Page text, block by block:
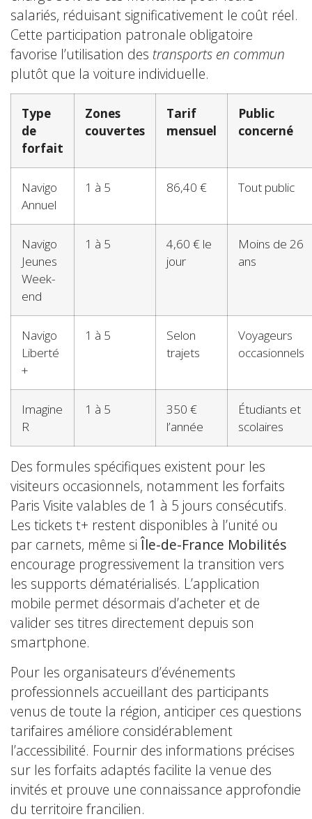
salariés, réduisant significativement le coût réel.
Cette participation patronale obligatoire
favorise l’utilisation des transports en commun
plutôt que la voiture individuelle.
Type
de
forfait
Zones
couvertes
Tarif
mensuel
Public
concerné
Navigo
Annuel
1 à 5 86,40 € Tout public
Navigo
Jeunes
Week-
end
1 à 5
4,60 € le
jour
Moins de 26
ans
Navigo
Liberté
+
1 à 5
Selon
trajets
Voyageurs
occasionnels
Imagine
R
1 à 5
350 €
l’année
Étudiants et
scolaires
Des formules spécifiques existent pour les
visiteurs occasionnels, notamment les forfaits
Paris Visite valables de 1 à 5 jours consécutifs.
Les tickets t+ restent disponibles à l’unité ou
par carnets, même siÎle-de-France Mobilités
encourage progressivement la transition vers
les supports dématérialisés. L’application
mobile permet désormais d’acheter et de
valider ses titres directement depuis son
smartphone.
Pour les organisateurs d’événements
professionnels accueillant des participants
venus de toute la région, anticiper ces questions
tarifaires améliore considérablement
l’accessibilité. Fournir des informations précises
sur les forfaits adaptés facilite la venue des
invités et prouve une connaissance approfondie
du territoire francilien.